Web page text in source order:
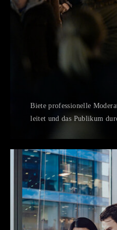
Biete professionelle
leitet und das Publikum